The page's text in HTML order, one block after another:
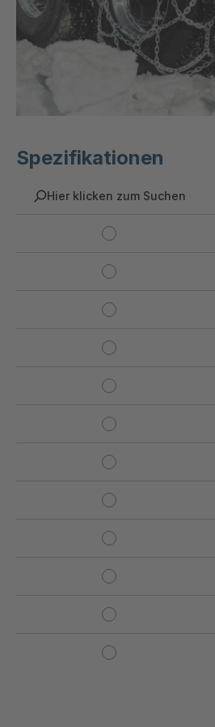
Spezifikationen
Hier klicken zum Suchen